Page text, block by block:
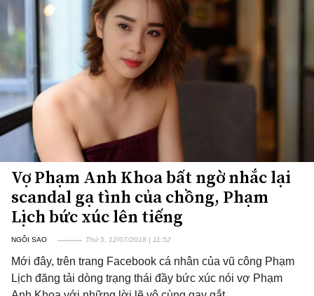
Vợ Phạm Anh Khoa bất ngờ nhắc lại
scandal gạ tình của chồng, Phạm
Lịch bức xúc lên tiếng
NGÔI SAO Thứ 5, 12/07/2018 | 11:52
Mới đây, trên trang Facebook cá nhân của vũ công Phạm
Lịch đăng tải dòng trạng thái đầy bức xúc nói vợ Phạm